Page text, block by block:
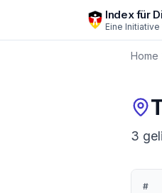
Zum Hauptinhalt springen
Index für
Eine Initiative
Home
3
#